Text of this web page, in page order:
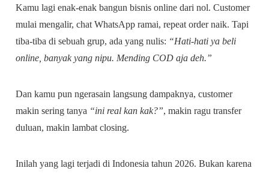
Kamu lagi enak-enak bangun bisnis online dari nol. Customer
mulai mengalir, chat WhatsApp ramai, repeat order naik. Tapi
tiba-tiba di sebuah grup, ada yang nulis: “Hati-hati ya beli
online, banyak yang nipu. Mending COD aja deh.”
Dan kamu pun ngerasain langsung dampaknya, customer
makin sering tanya “ini real kan kak?”, makin ragu transfer
duluan, makin lambat closing.
Inilah yang lagi terjadi di Indonesia tahun 2026. Bukan karena